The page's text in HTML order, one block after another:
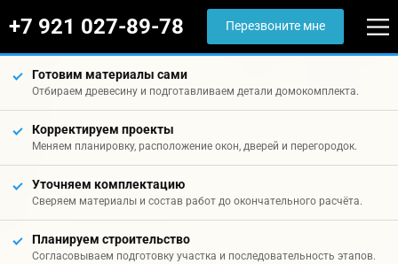
+7 921 027-89-78 Перезвоните мне
Готовим материалы сами
Отбираем древесину и подготавливаем детали домокомплекта.
Корректируем проекты
Меняем планировку, расположение окон, дверей и перегородок.
Уточняем комплектацию
Сверяем материалы и состав работ до окончательного расчёта.
Планируем строительство
Согласовываем подготовку участка и последовательность этапов.